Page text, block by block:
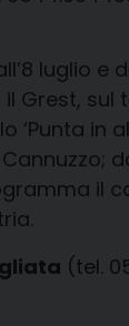
luglio e
Grest, sul
‘Punta in
il
(tel.